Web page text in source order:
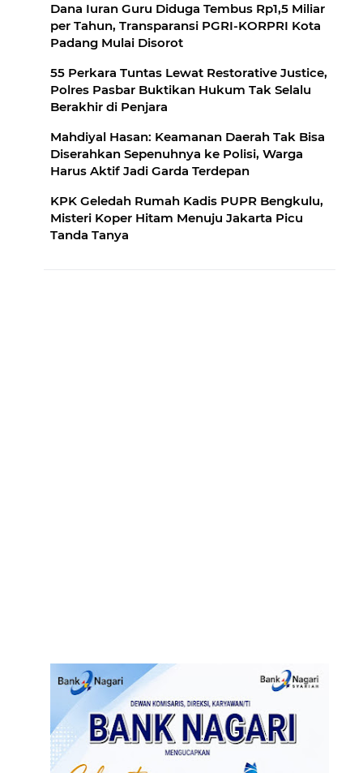
Dana Iuran Guru Diduga Tembus Rp1,5 Miliar
per Tahun, Transparansi PGRI-KORPRI Kota
Padang Mulai Disorot
55 Perkara Tuntas Lewat Restorative Justice,
Polres Pasbar Buktikan Hukum Tak Selalu
Berakhir di Penjara
Mahdiyal Hasan: Keamanan Daerah Tak Bisa
Diserahkan Sepenuhnya ke Polisi, Warga
Harus Aktif Jadi Garda Terdepan
KPK Geledah Rumah Kadis PUPR Bengkulu,
Misteri Koper Hitam Menuju Jakarta Picu
Tanda Tanya